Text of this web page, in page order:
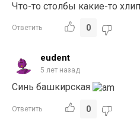
Что-то столбы какие-то
Ответить 0
eudent
5 лет назад
Синь башкирская
Ответить 0